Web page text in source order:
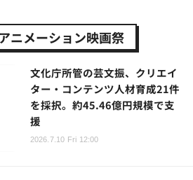
ニメーション映画祭
文化庁所管の芸文振、クリエイ
ター・コンテンツ人材育成21件
を採択。約45.46億円規模で支
援
2026.7.10 Fri 12:00